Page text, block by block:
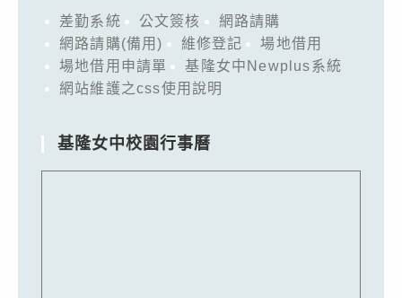
差勤系統 公文簽核
網路請購
網路請購(備用)
維修登記
場地借用
場地借用申請單
基隆女中Newplus系統
網站維護之css使用說明
基隆女中校園行事曆